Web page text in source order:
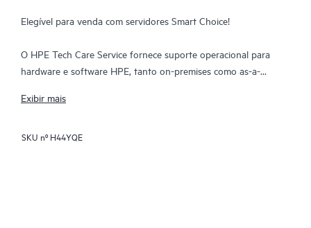
Elegível para venda com servidores Smart Choice!
O HPE Tech Care Service fornece suporte operacional para
hardware e software HPE, tanto on-premises como as-a-
focarem-se e a expandir o seu negócio principal, procurando
reativos. Este serviço oferece acesso direto a especialistas
Exibir mais
SKU nº H44YQE